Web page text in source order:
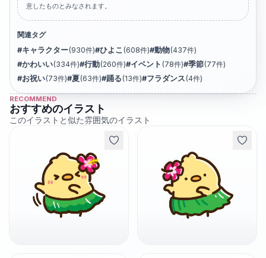
意したものとみなされます。
関連タグ
#キャラクター(930件)#ひよこ (608件)#動物(437件)
#かわいい(334件)#行動(260件)#イベント (78件)#季節(77件)
#お祝い(73件)#夏(63件)#踊る (13件)#フラダンス (4件)
RECOMMEND
おすすめのイラスト
このイラストと似た雰囲気のイラスト